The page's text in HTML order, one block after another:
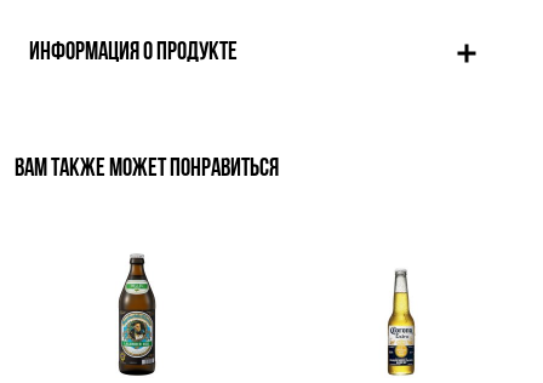
ИНФОРМАЦИЯ О ПРОДУКТЕ
ВАМ ТАКЖЕ МОЖЕТ ПОНРАВИТЬСЯ